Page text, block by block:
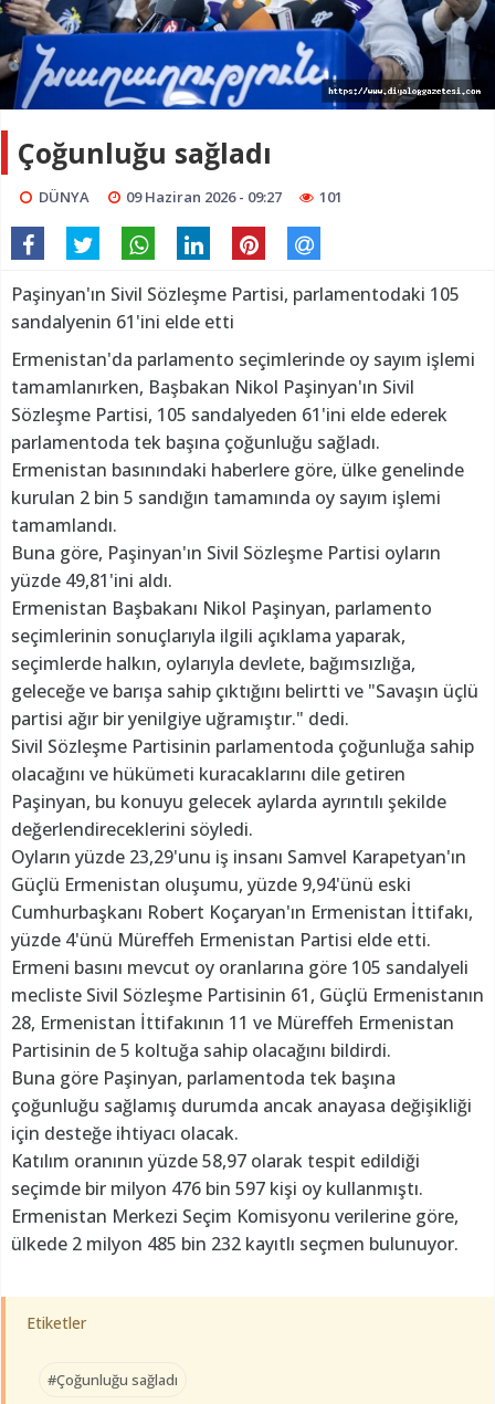
Çoğunluğu sağladı
DÜNYA 09 Haziran 2026 - 09:27 101
Paşinyan'ın Sivil Sözleşme Partisi, parlamentodaki 105
sandalyenin 61'ini elde etti
Ermenistan'da parlamento seçimlerinde oy sayım işlemi
tamamlanırken, Başbakan Nikol Paşinyan'ın Sivil
Sözleşme Partisi, 105 sandalyeden 61'ini elde ederek
parlamentoda tek başına çoğunluğu sağladı.
Ermenistan basınındaki haberlere göre, ülke genelinde
kurulan 2 bin 5 sandığın tamamında oy sayım işlemi
tamamlandı.
Buna göre, Paşinyan'ın Sivil Sözleşme Partisi oyların
yüzde 49,81'ini aldı.
Ermenistan Başbakanı Nikol Paşinyan, parlamento
seçimlerinin sonuçlarıyla ilgili açıklama yaparak,
seçimlerde halkın, oylarıyla devlete, bağımsızlığa,
geleceğe ve barışa sahip çıktığını belirtti ve "Savaşın üçlü
partisi ağır bir yenilgiye uğramıştır." dedi.
Sivil Sözleşme Partisinin parlamentoda çoğunluğa sahip
olacağını ve hükümeti kuracaklarını dile getiren
Paşinyan, bu konuyu gelecek aylarda ayrıntılı şekilde
değerlendireceklerini söyledi.
Oyların yüzde 23,29'unu iş insanı Samvel Karapetyan'ın
Güçlü Ermenistan oluşumu, yüzde 9,94'ünü eski
Cumhurbaşkanı Robert Koçaryan'ın Ermenistan İttifakı,
yüzde 4'ünü Müreffeh Ermenistan Partisi elde etti.
Ermeni basını mevcut oy oranlarına göre 105 sandalyeli
mecliste Sivil Sözleşme Partisinin 61, Güçlü Ermenistanın
28, Ermenistan İttifakının 11 ve Müreffeh Ermenistan
Partisinin de 5 koltuğa sahip olacağını bildirdi.
Buna göre Paşinyan, parlamentoda tek başına
çoğunluğu sağlamış durumda ancak anayasa değişikliği
için desteğe ihtiyacı olacak.
Katılım oranının yüzde 58,97 olarak tespit edildiği
seçimde bir milyon 476 bin 597 kişi oy kullanmıştı.
Ermenistan Merkezi Seçim Komisyonu verilerine göre,
ülkede 2 milyon 485 bin 232 kayıtlı seçmen bulunuyor.
Etiketler
#Çoğunluğu sağladı